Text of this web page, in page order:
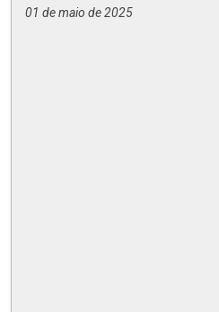
01 de maio de 2025